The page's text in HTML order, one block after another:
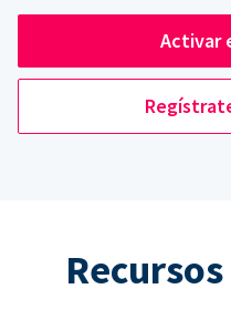
Activar